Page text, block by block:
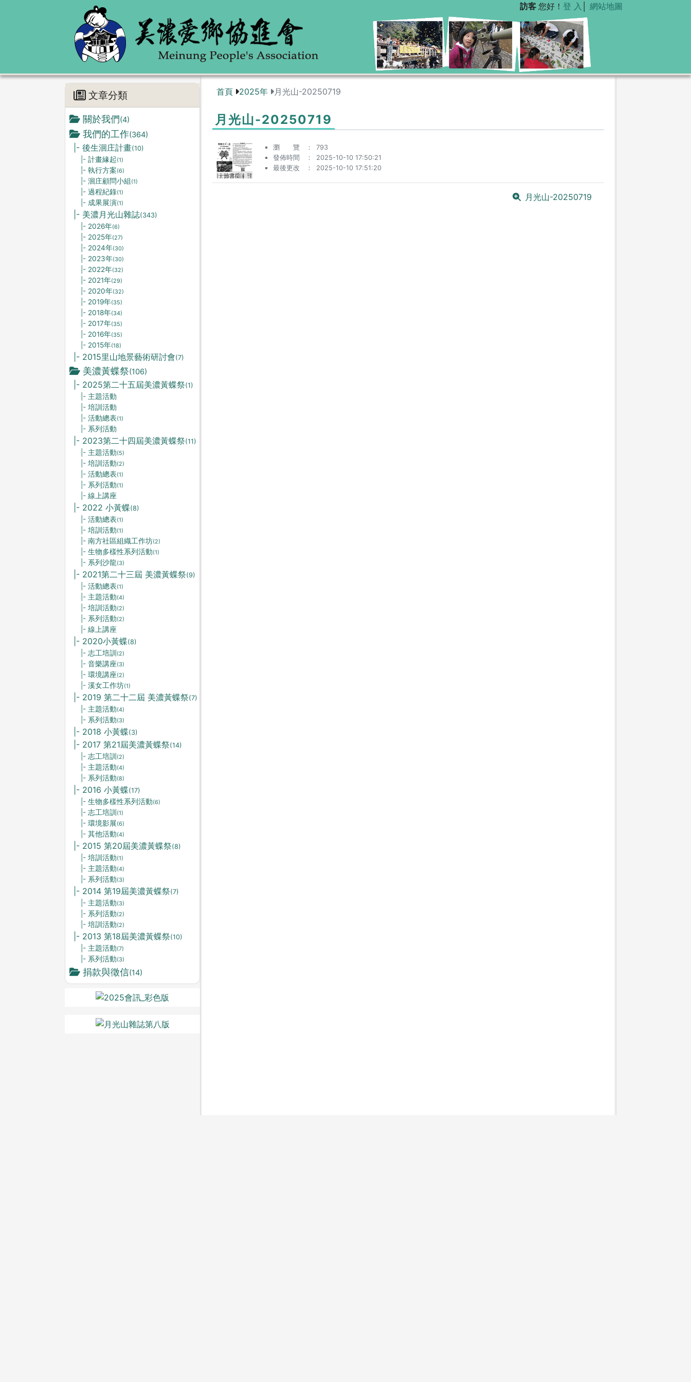
訪客 您好！ 登 入 網站地圖
文章分類
關於我們(4)
我們的工作(364)
|- 後生洄庄計畫(10)
|- 計畫緣起(1)
|- 執行方案(6)
|- 洄庄顧問小組 (1)
|- 過程紀錄(1)
|- 成果展演(1)
|- 美濃月光山雜誌(343)
|- 2026年(6)
|- 2025年(27)
|- 2024年(30)
|- 2023年(30)
|- 2022年(32)
|- 2021年(29)
|- 2020年(32)
|- 2019年(35)
|- 2018年(34)
|- 2017年(35)
|- 2016年(35)
|- 2015年(18)
|- 2015里山地景藝術研討會(7)
美濃黃蝶祭(106)
|- 2025第二十五屆美濃黃蝶祭(1)
|- 主題活動
|- 培訓活動
|- 活動總表(1)
|- 系列活動
|- 2023第二十四屆美濃黃蝶祭(11)
|- 主題活動(5)
|- 培訓活動(2)
|- 活動總表(1)
|- 系列活動(1)
|- 線上講座
|- 2022 小黃蝶(8)
|- 活動總表(1)
|- 培訓活動(1)
|- 南方社區組織工作坊(2)
|- 生物多樣性系列活動(1)
|- 系列沙龍(3)
|- 2021第二十三屆 美濃黃蝶祭(9)
|- 活動總表(1)
|- 主題活動(4)
|- 培訓活動(2)
|- 系列活動(2)
|- 線上講座
|- 2020小黃蝶(8)
|- 志工培訓 (2)
|- 音樂講座(3)
|- 環境講座(2)
|- 溪女工作坊(1)
|- 2019 第二十二屆 美濃黃蝶祭(7)
|- 主題活動(4)
|- 系列活動(3)
|- 2018 小黃蝶(3)
|- 2017 第21屆美濃黃蝶祭(14)
|- 志工培訓 (2)
|- 主題活動(4)
|- 系列活動(8)
|- 2016 小黃蝶(17)
|- 生物多樣性系列活動(6)
|- 志工培訓 (1)
|- 環境影展(6)
|- 其他活動(4)
|- 2015 第20屆美濃黃蝶祭(8)
|- 培訓活動(1)
|- 主題活動(4)
|- 系列活動(3)
|- 2014 第19屆美濃黃蝶祭(7)
|- 主題活動(3)
|- 系列活動(2)
|- 培訓活動(2)
|- 2013 第18屆美濃黃蝶祭(10)
|- 主題活動(7)
|- 系列活動(3)
捐款與徵信(14)
首頁 2025年 月光山-20250719
月光山-20250719
瀏 覽
793
發佈時間
2025-10-10 17:50:21
最後更改
2025-10-10 17:51:20
月光山-20250719